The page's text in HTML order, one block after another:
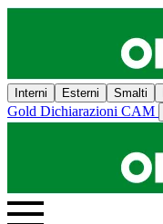
Interni Esterni Smalti
Gold Dichiarazioni CAM